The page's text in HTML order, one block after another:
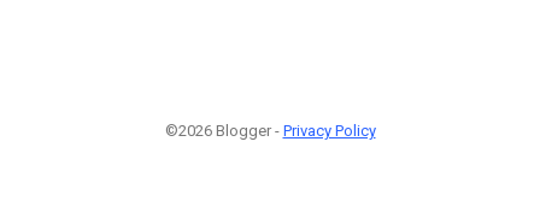
©2026 Blogger - Privacy Policy